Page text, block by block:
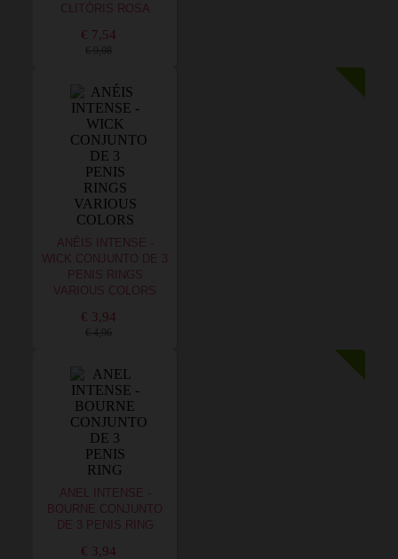
CLITÓRIS ROSA
€ 7,54
€ 9,08
ANÉIS INTENSE -
WICK CONJUNTO DE 3
PENIS RINGS
VARIOUS COLORS
€ 3,94
€ 4,96
ANEL INTENSE -
BOURNE CONJUNTO
DE 3 PENIS RING
€ 3,94